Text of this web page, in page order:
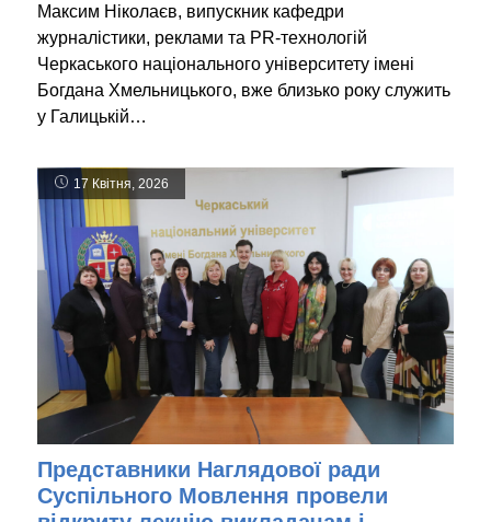
Максим Ніколаєв, випускник кафедри
журналістики, реклами та PR-технологій
Черкаського національного університету імені
Богдана Хмельницького, вже близько року служить
у Галицькій…
17 Квітня, 2026
Представники Наглядової ради
Суспільного Мовлення провели